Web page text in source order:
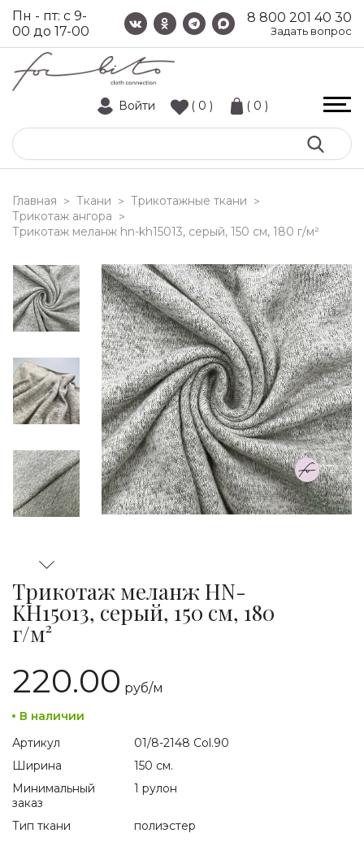
8 800 201 40 30
Задать вопрос
Пн - пт: с 9-
00 до 17-00
Войти ( 0 ) ( 0 )
Главная > Ткани > Трикотажные ткани >
Трикотаж ангора >
трикотаж меланж hn-kh15013, серый, 150 см, 180 г/м²
Трикотаж меланж HN-
KH15013, серый, 150 см, 180
г/м²
220.00 руб/м
В наличии
Артикул
01/8-2148 Col.90
Ширина
150 см.
Минимальный
заказ
1 рулон
Тип ткани полиэстер